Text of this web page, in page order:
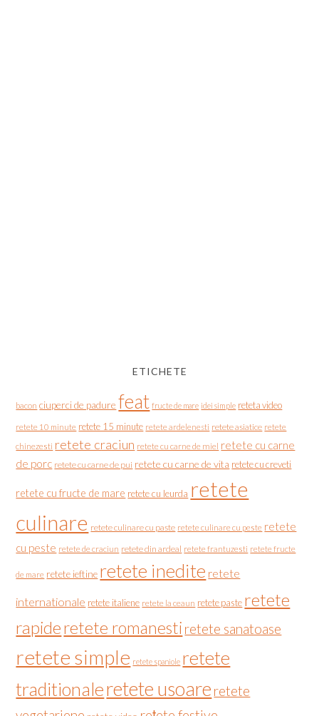
ETICHETE
bacon ciuperci de padure feat fructe de mare idei simple reteta video
retete 10 minute retete 15 minute retete ardelenesti retete asiatice retete
chinezesti retete craciun retete cu carne de miel retete cu carne
de porc retete cu carne de pui retete cu carne de vita retete cu creveti
retete cu fructe de mare retete cu leurda retete
culinare retete culinare cu paste retete culinare cu peste retete
cu peste retete de craciun retete din ardeal retete frantuzesti retete fructe
de mare retete ieftine retete inedite retete
internationale retete italiene retete la ceaun retete paste retete
rapideretete romanesti retete sanatoase
retete simple retete spaniole retete
traditionaleretete usoare retete